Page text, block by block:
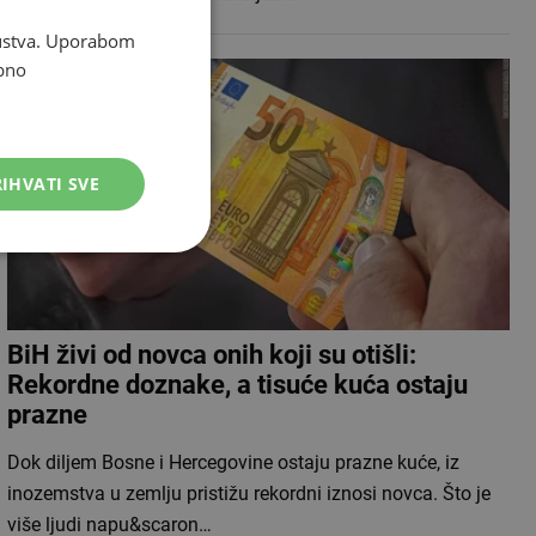
BiH živi od novca onih koji su otišli:
Rekordne doznake, a tisuće kuća ostaju
prazne
Dok diljem Bosne i Hercegovine ostaju prazne kuće, iz
inozemstva u zemlju pristižu rekordni iznosi novca. Što je
više ljudi napu&scaron…
Uporabom
SVE